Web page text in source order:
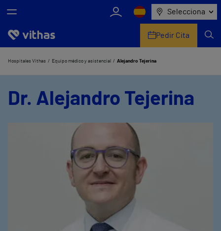
Selecciona
Nosotros
Equipo médico y asistencial
Pedir Cita
Hospitales Vithas Equipo médico y asistencial Alejandro Tejerina
Dr. Alejandro Tejerina